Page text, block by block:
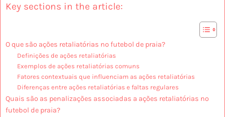
Key sections in the article:
O que são ações retaliatórias no futebol de praia?
Definições de ações retaliatórias
Exemplos de ações retaliatórias comuns
Fatores contextuais que influenciam as ações retaliatórias
Diferenças entre ações retaliatórias e faltas regulares
Quais são as penalizações associadas a ações retaliatórias no
futebol de praia?